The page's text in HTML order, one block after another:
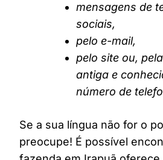
mensagens de
sociais,
pelo e-mail,
pelo site ou,
antiga e
número de
Se a sua língua não for o
preocupe! É possível